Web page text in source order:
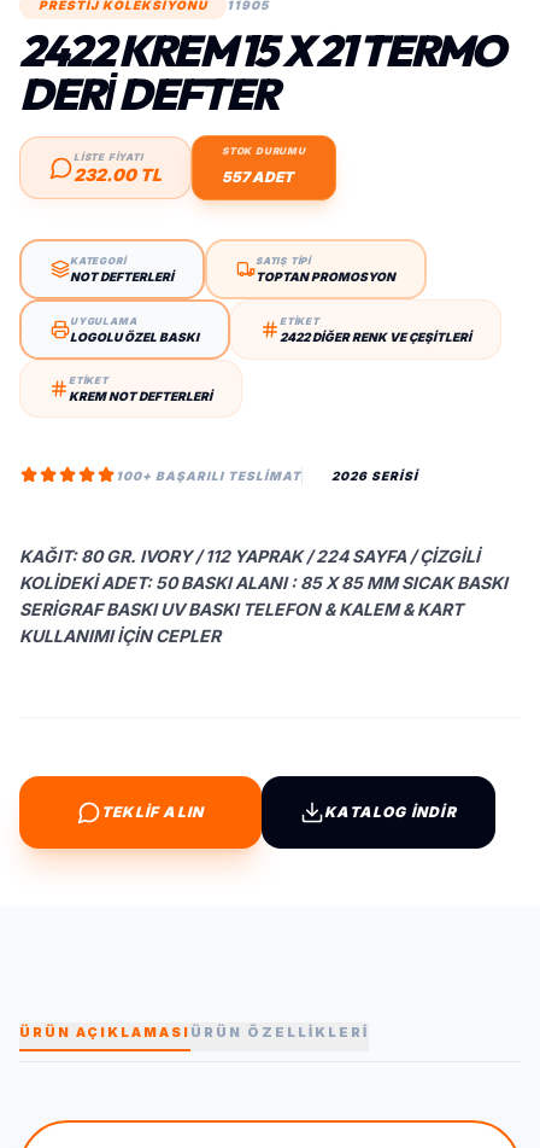
PRESTİJ KOLEKSİYONU 11905
2422 KREM 15 X 21 TERMO
DERİ DEFTER
LİSTE FİYATI
232.00 TL
STOK DURUMU
557 ADET
KATEGORİ
NOT DEFTERLERI
SATIŞ TİPİ
TOPTAN PROMOSYON
UYGULAMA
LOGOLU ÖZEL BASKI
ETİKET
2422 DIĞER RENK VE ÇEŞITLERI
ETİKET
KREM NOT DEFTERLERI
100+ BAŞARILI TESLIMAT 2026 SERİSİ
KAĞIT: 80 GR. IVORY / 112 YAPRAK / 224 SAYFA / ÇIZGILI
KOLIDEKI ADET: 50 BASKI ALANI : 85 X 85 MM SICAK BASKI
SERIGRAF BASKI UV BASKI TELEFON & KALEM & KART
KULLANIMI İÇIN CEPLER
TEKLİF ALIN KATALOG İNDİR
ÜRÜN AÇIKLAMASI ÜRÜN ÖZELLİKLERİ